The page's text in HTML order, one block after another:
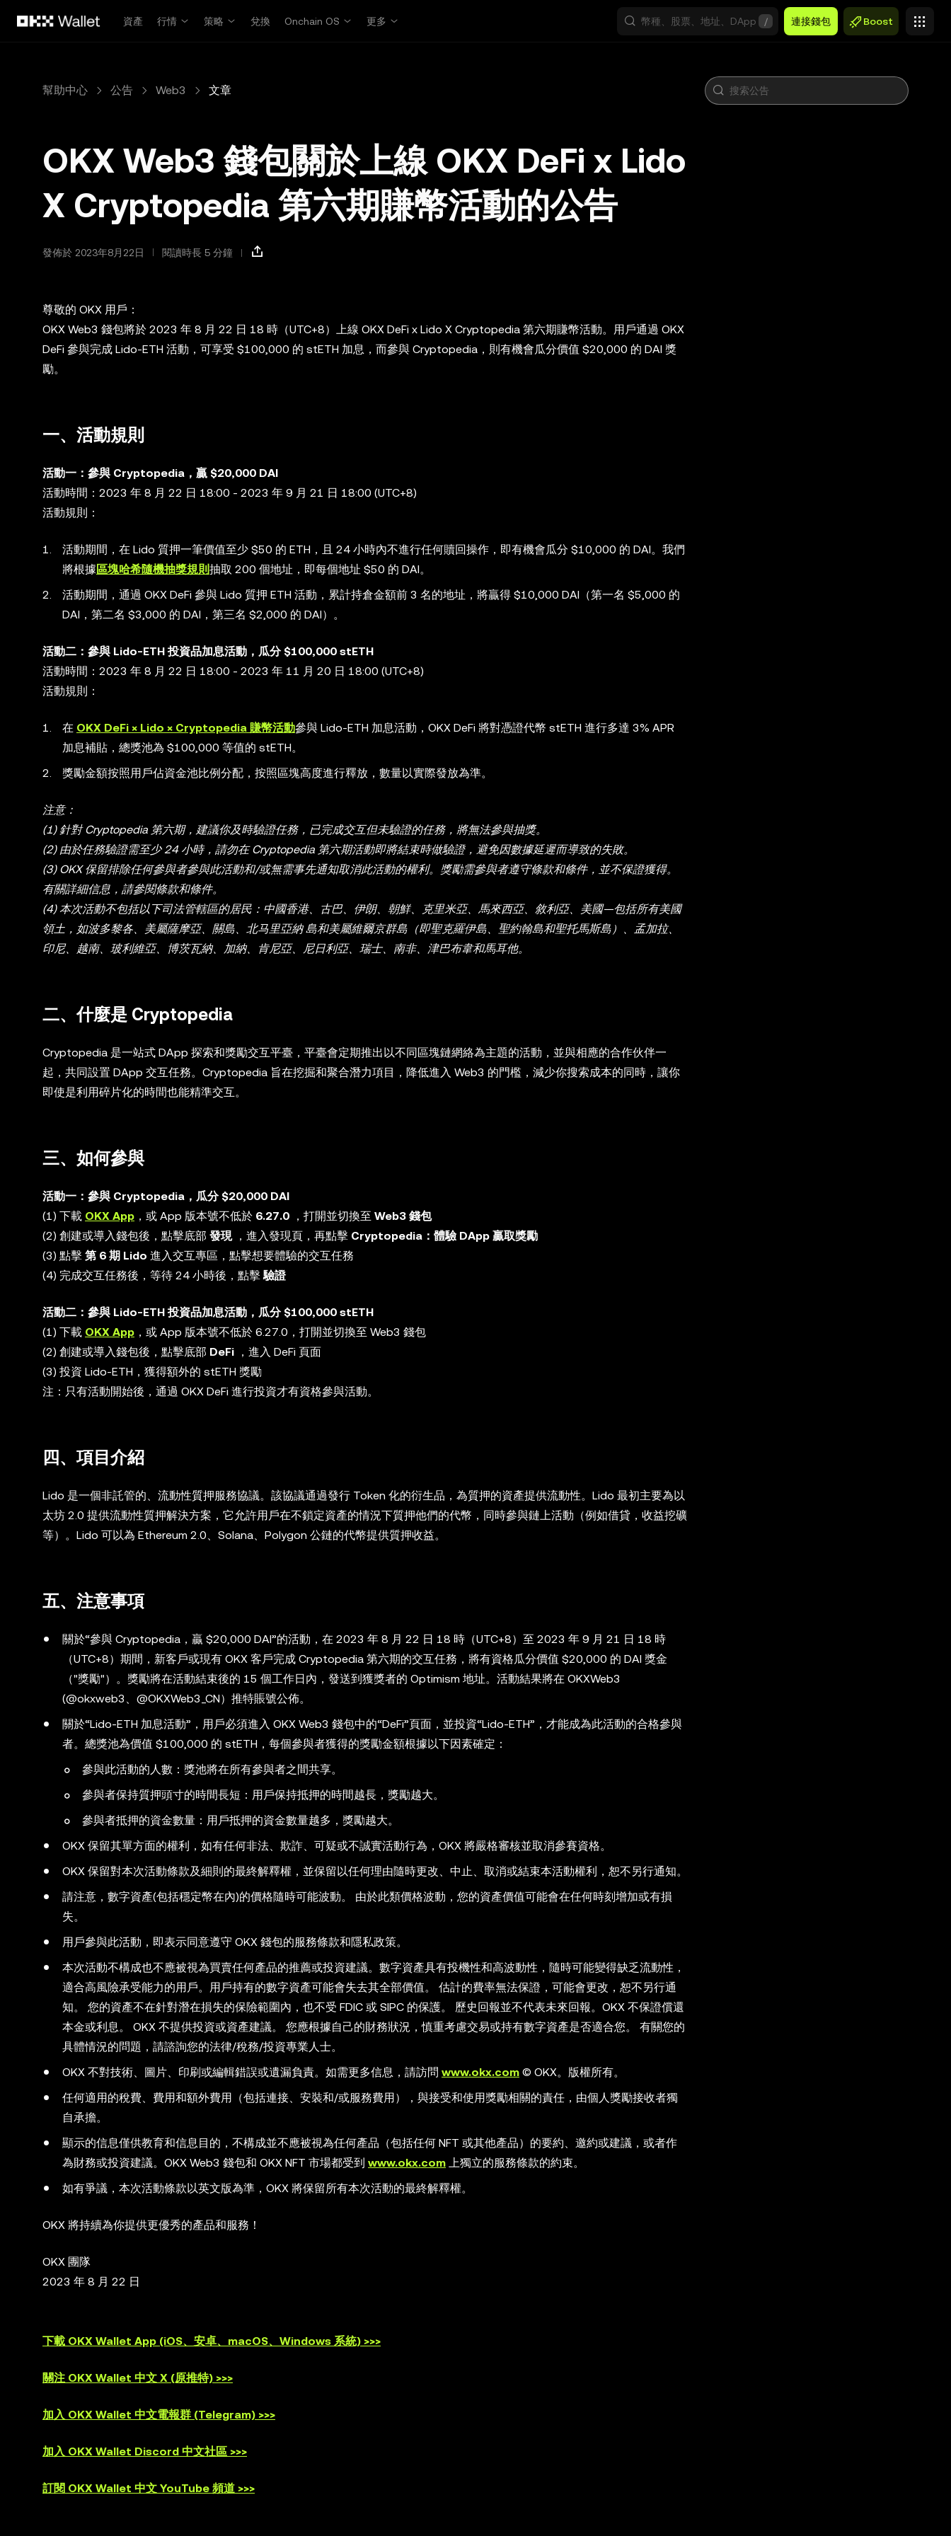
資產
行情 策略 兌換 Onchain OS 更多 / 連接錢包 Boost
幫助中心 公告 Web3 文章
OKX Web3 錢包關於上線 OKX DeFi x Lido
X Cryptopedia 第六期賺幣活動的公告
發佈於 2023年8月22日 閱讀時長 5 分鐘
尊敬的 OKX 用戶：
OKX Web3 錢包將於 2023 年 8 月 22 日 18 時（UTC+8）上線 OKX DeFi x Lido X Cryptopedia 第六期賺幣活動。用戶通過 OKX
DeFi 參與完成 Lido-ETH 活動，可享受 $100,000 的 stETH 加息，而參與 Cryptopedia，則有機會瓜分價值 $20,000 的 DAI 獎
勵。
一、活動規則
活動一：參與 Cryptopedia，贏 $20,000 DAI
活動時間：2023 年 8 月 22 日 18:00 - 2023 年 9 月 21 日 18:00 (UTC+8)
活動規則：
活動期間，在 Lido 質押一筆價值至少 $50 的 ETH，且 24 小時內不進行任何贖回操作，即有機會瓜分 $10,000 的 DAI。我們
將根據區塊哈希隨機抽獎規則抽取 200 個地址，即每個地址 $50 的 DAI。
活動期間，通過 OKX DeFi 參與 Lido 質押 ETH 活動，累計持倉金額前 3 名的地址，將贏得 $10,000 DAI（第一名 $5,000 的
DAI，第二名 $3,000 的 DAI，第三名 $2,000 的 DAI）。
活動二：參與 Lido-ETH 投資品加息活動，瓜分 $100,000 stETH
活動時間：2023 年 8 月 22 日 18:00 - 2023 年 11 月 20 日 18:00 (UTC+8)
活動規則：
在 OKX DeFi × Lido × Cryptopedia 賺幣活動參與 Lido-ETH 加息活動，OKX DeFi 將對憑證代幣 stETH 進行多達 3% APR
加息補貼，總獎池為 $100,000 等值的 stETH。
獎勵金額按照用戶佔資金池比例分配，按照區塊高度進行釋放，數量以實際發放為準。
注意：
(1) 針對 Cryptopedia 第六期，建議你及時驗證任務，已完成交互但未驗證的任務，將無法參與抽獎。
(2) 由於任務驗證需至少 24 小時，請勿在 Cryptopedia 第六期活動即將結束時做驗證，避免因數據延遲而導致的失敗。
(3) OKX 保留排除任何參與者參與此活動和/或無需事先通知取消此活動的權利。獎勵需參與者遵守條款和條件，並不保證獲得。
有關詳細信息，請參閱條款和條件。
(4) 本次活動不包括以下司法管轄區的居民：中國香港、古巴、伊朗、朝鮮、克里米亞、馬來西亞、敘利亞、美國—包括所有美國
領土，如波多黎各、美屬薩摩亞、關島、北马里亞納 島和美屬維爾京群島（即聖克羅伊島、聖約翰島和聖托馬斯島）、孟加拉、
印尼、越南、玻利維亞、博茨瓦納、加納、肯尼亞、尼日利亞、瑞士、南非、津巴布韋和馬耳他。
二、什麼是 Cryptopedia
Cryptopedia 是一站式 DApp 探索和獎勵交互平臺，平臺會定期推出以不同區塊鏈網絡為主題的活動，並與相應的合作伙伴一
起，共同設置 DApp 交互任務。Cryptopedia 旨在挖掘和聚合潛力項目，降低進入 Web3 的門檻，減少你搜索成本的同時，讓你
即使是利用碎片化的時間也能精準交互。
三、如何參與
活動一：參與 Cryptopedia，瓜分 $20,000 DAI
(1) 下載 OKX App ，或 App 版本號不低於 6.27.0 ，打開並切換至 Web3 錢包
(2) 創建或導入錢包後，點擊底部 發現，進入發現頁，再點擊 Cryptopedia：體驗 DApp 贏取獎勵
(3) 點擊 第 6 期 Lido 進入交互專區，點擊想要體驗的交互任務
(4) 完成交互任務後，等待 24 小時後，點擊驗證
活動二：參與 Lido-ETH 投資品加息活動，瓜分 $100,000 stETH
(1) 下載 OKX App ，或 App 版本號不低於 6.27.0，打開並切換至 Web3 錢包
(2) 創建或導入錢包後，點擊底部 DeFi ，進入 DeFi 頁面
(3) 投資 Lido-ETH，獲得額外的 stETH 獎勵
注：只有活動開始後，通過 OKX DeFi 進行投資才有資格參與活動。
四、項目介紹
Lido 是一個非託管的、流動性質押服務協議。該協議通過發行 Token 化的衍生品，為質押的資產提供流動性。Lido 最初主要為以
太坊 2.0 提供流動性質押解決方案，它允許用戶在不鎖定資產的情況下質押他們的代幣，同時參與鏈上活動（例如借貸，收益挖礦
等）。Lido 可以為 Ethereum 2.0、Solana、Polygon 公鏈的代幣提供質押收益。
五、注意事項
關於“參與 Cryptopedia，贏 $20,000 DAI”的活動，在 2023 年 8 月 22 日 18 時（UTC+8）至 2023 年 9 月 21 日 18 時
（UTC+8）期間，新客戶或現有 OKX 客戶完成 Cryptopedia 第六期的交互任務，將有資格瓜分價值 $20,000 的 DAI 獎金
（"獎勵"）。獎勵將在活動結束後的 15 個工作日內，發送到獲獎者的 Optimism 地址。活動結果將在 OKXWeb3
(@okxweb3、@OKXWeb3_CN）推特賬號公佈。
關於“Lido-ETH 加息活動”，用戶必須進入 OKX Web3 錢包中的“DeFi”頁面，並投資“Lido-ETH”，才能成為此活動的合格參與
者。總獎池為價值 $100,000 的 stETH，每個參與者獲得的獎勵金額根據以下因素確定：
參與此活動的人數：獎池將在所有參與者之間共享。
參與者保持質押頭寸的時間長短：用戶保持抵押的時間越長，獎勵越大。
參與者抵押的資金數量：用戶抵押的資金數量越多，獎勵越大。
OKX 保留其單方面的權利，如有任何非法、欺詐、可疑或不誠實活動行為，OKX 將嚴格審核並取消參賽資格。
OKX 保留對本次活動條款及細則的最終解釋權，並保留以任何理由隨時更改、中止、取消或結束本活動權利，恕不另行通知。
請注意，數字資產(包括穩定幣在內)的價格隨時可能波動。 由於此類價格波動，您的資產價值可能會在任何時刻增加或有損
失。
用戶參與此活動，即表示同意遵守 OKX 錢包的服務條款和隱私政策。
本次活動不構成也不應被視為買賣任何產品的推薦或投資建議。數字資產具有投機性和高波動性，隨時可能變得缺乏流動性，
適合高風險承受能力的用戶。用戶持有的數字資產可能會失去其全部價值。 估計的費率無法保證，可能會更改，恕不另行通
知。 您的資產不在針對潛在損失的保險範圍內，也不受 FDIC 或 SIPC 的保護。 歷史回報並不代表未來回報。OKX 不保證償還
本金或利息。 OKX 不提供投資或資產建議。 您應根據自己的財務狀況，慎重考慮交易或持有數字資產是否適合您。 有關您的
具體情況的問題，請諮詢您的法律/稅務/投資專業人士。
OKX 不對技術、圖片、印刷或編輯錯誤或遺漏負責。如需更多信息，請訪問 www.okx.com © OKX。版權所有。
任何適用的稅費、費用和額外費用（包括連接、安裝和/或服務費用），與接受和使用獎勵相關的責任，由個人獎勵接收者獨
自承擔。
顯示的信息僅供教育和信息目的，不構成並不應被視為任何產品（包括任何 NFT 或其他產品）的要約、邀約或建議，或者作
為財務或投資建議。OKX Web3 錢包和 OKX NFT 市場都受到 www.okx.com 上獨立的服務條款的約束。
如有爭議，本次活動條款以英文版為準，OKX 將保留所有本次活動的最終解釋權。
OKX 將持續為你提供更優秀的產品和服務！
OKX 團隊
2023 年 8 月 22 日
下載 OKX Wallet App (iOS、安卓、macOS、Windows 系統) >>>
關注 OKX Wallet 中文 X (原推特) >>>
加入 OKX Wallet 中文電報群 (Telegram) >>>
加入 OKX Wallet Discord 中文社區 >>>
訂閱 OKX Wallet 中文 YouTube 頻道 >>>